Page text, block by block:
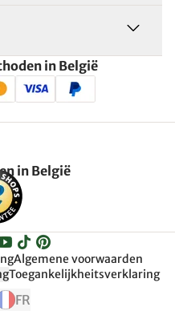
in België
in België
Algemene voorwaarden
Toegankelijkheitsverklaring
FR